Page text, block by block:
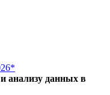
анализу данных в